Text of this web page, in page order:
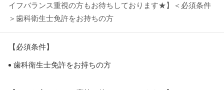
イフバランス重視の方もお待ちしております★】＜必須条件
＞歯科衛生士免許をお持ちの方
【必須条件】
歯科衛生士免許をお持ちの方